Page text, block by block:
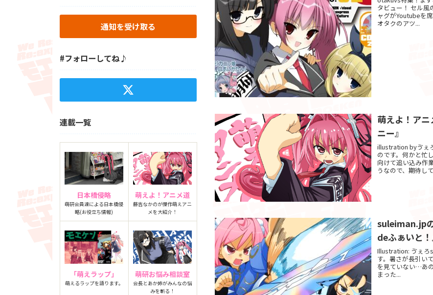
タビュー！ セル風
ャグがYoutubeを
オタクのアツ...
萌えよ！ア
ニー』
illustration byゔぇ
のです。何かと忙
向けて追い込み作
うなので、期待し
suleiman.jp
deふぁいと！
Illustration: ゔぇ
す。暑さが長引い
を見ていない…あ
まった...
通知を受け取る
#フォローしてね♪
連載一覧
日本橋侵略
萌研会員達による日本橋侵
略(お役立ち情報)
萌えよ！アニメ道
藤吉なかのが傑作萌えアニ
メを大紹介！
「萌えラップ」
萌えるラップを語ります。
萌研お悩み相談室
会長とあか姉がみんなの悩
みを斬る！